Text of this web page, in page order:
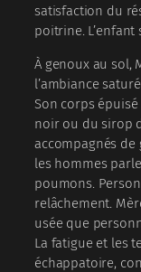
satisfaction du
poitrine.
À genoux au sol,
l’ambiance
Son corps
noir ou du sirop
accompagnés de
les hommes
poumons.
relâchement.
usée que
La fatigue et les
échappatoire,